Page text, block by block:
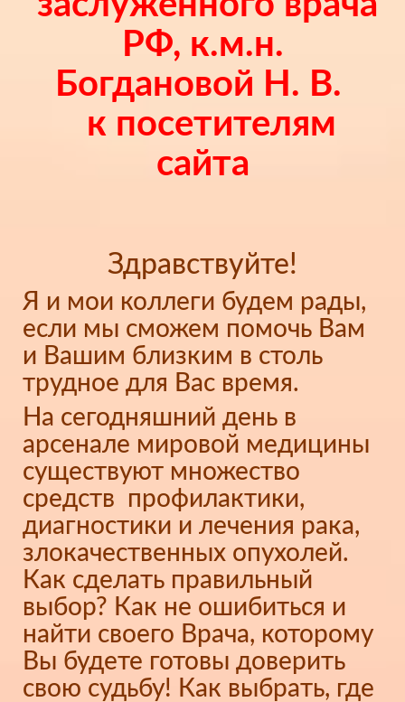
РФ, к.м.н.
Богдановой Н. В.
к посетителям
сайта
Здравствуйте!
Я и мои коллеги будем рады,
если мы сможем помочь Вам
и Вашим близким в столь
трудное для Вас время.
На сегодняшний день в
арсенале мировой медицины
существуют множество
средств профилактики,
диагностики и лечения рака,
злокачественных опухолей.
Как сделать правильный
выбор? Как не ошибиться и
найти своего Врача, которому
Вы будете готовы доверить
свою судьбу! Как выбрать, где